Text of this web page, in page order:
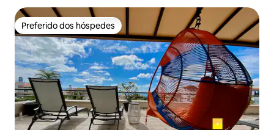
Preferido dos hóspedes
Preferido dos hóspedes